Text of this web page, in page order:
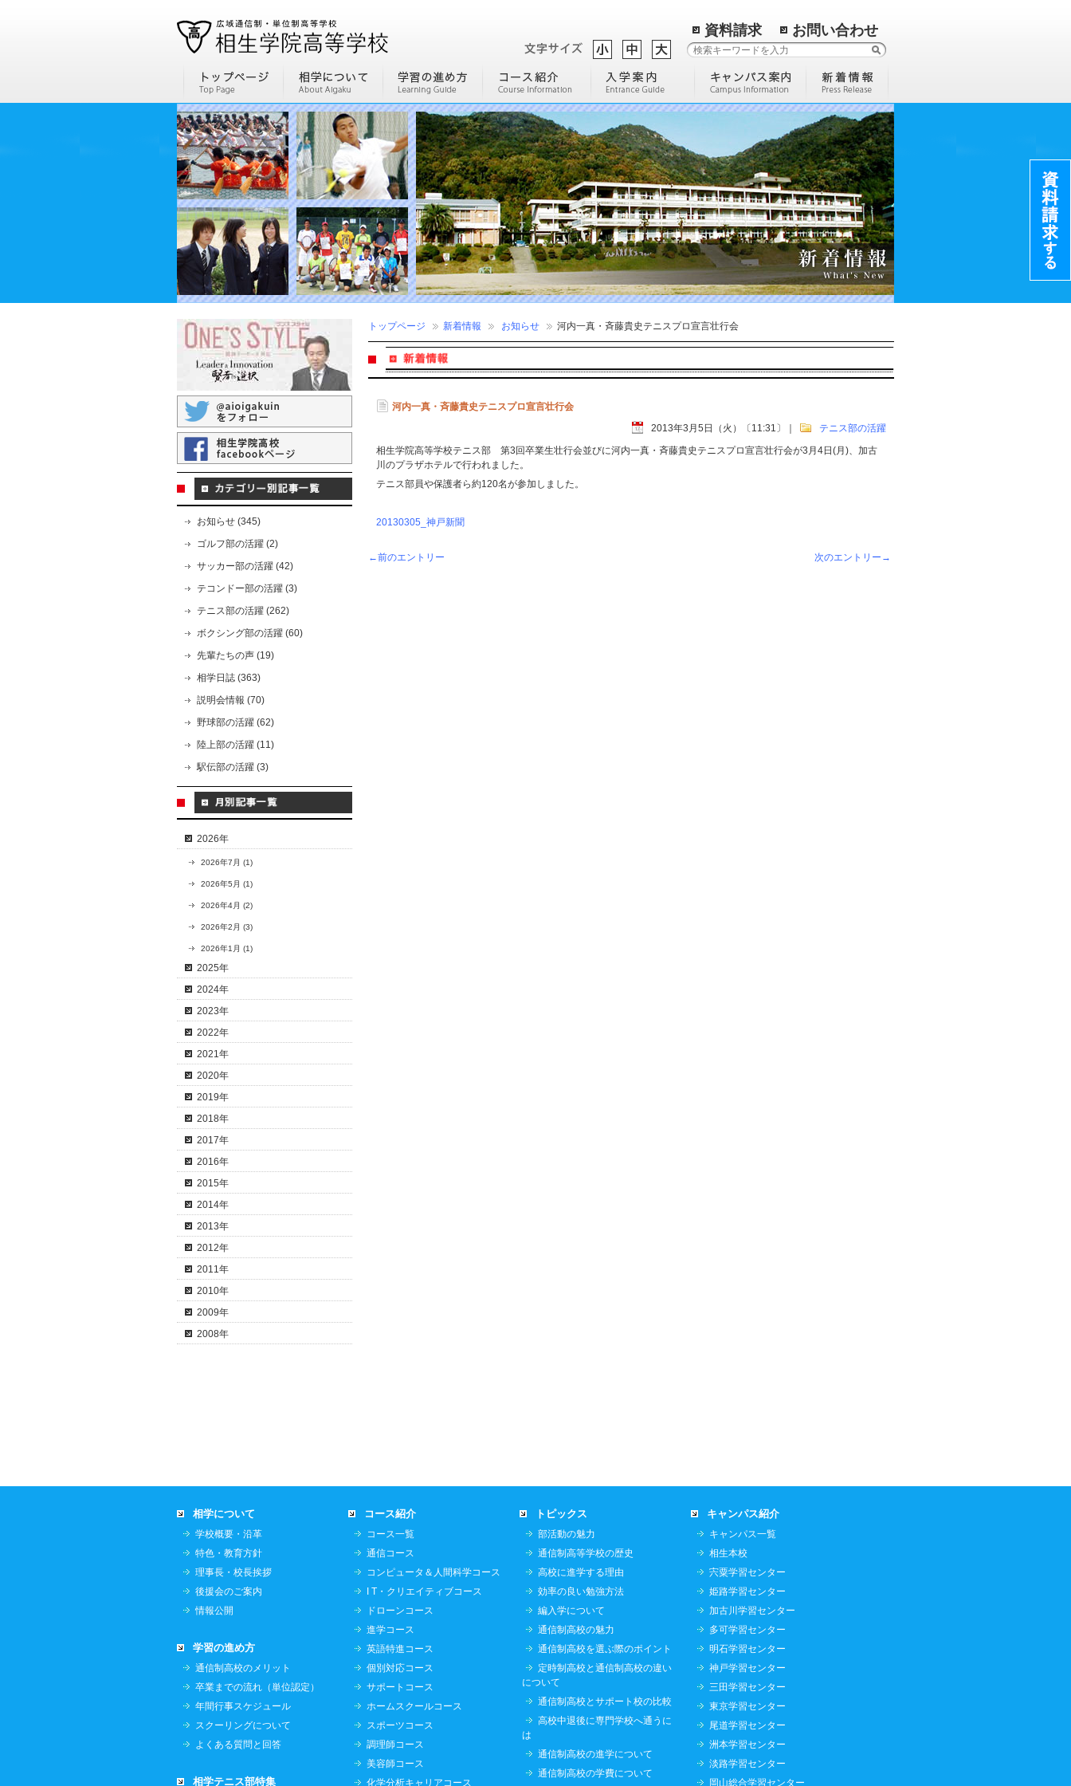
資料請求 お問い合わせ
トップページ 新着情報 お知らせ 河内一真・斉藤貴史テニスプロ宣言壮行会
河内一真・斉藤貴史テニスプロ宣言壮行会
2013年3月5日（火）〔11:31〕
｜
テニス部の活躍
相生学院高等学校テニス部 第3回卒業生壮行会並びに河内一真・斉藤貴史テニスプロ宣言壮行会が3月4日(月)、加古
川のプラザホテルで行われました。
テニス部員や保護者ら約120名が参加しました。
20130305_神戸新聞
←前のエントリー 次のエントリー→
お知らせ (345)
ゴルフ部の活躍 (2)
サッカー部の活躍 (42)
テコンドー部の活躍 (3)
テニス部の活躍 (262)
ボクシング部の活躍 (60)
先輩たちの声 (19)
相学日誌 (363)
説明会情報 (70)
野球部の活躍 (62)
陸上部の活躍 (11)
駅伝部の活躍 (3)
2026年
2026年7月 (1)
2026年5月 (1)
2026年4月 (2)
2026年2月 (3)
2026年1月 (1)
2025年
2024年
2023年
2022年
2021年
2020年
2019年
2018年
2017年
2016年
2015年
2014年
2013年
2012年
2011年
2010年
2009年
2008年
相学について
学校概要・沿革
特色・教育方針
理事長・校長挨拶
後援会のご案内
情報公開
学習の進め方
通信制高校のメリット
卒業までの流れ（単位認定）
年間行事スケジュール
スクーリングについて
よくある質問と回答
相学テニス部特集
コース紹介
コース一覧
通信コース
コンピュータ＆人間科学コース
I T・クリエイティブコース
ドローンコース
進学コース
英語特進コース
個別対応コース
サポートコース
ホームスクールコース
スポーツコース
調理師コース
美容師コース
化学分析キャリアコース
トピックス
部活動の魅力
通信制高等学校の歴史
高校に進学する理由
効率の良い勉強方法
編入学について
通信制高校の魅力
通信制高校を選ぶ際のポイント
定時制高校と通信制高校の違い
について
通信制高校とサポート校の比較
高校中退後に専門学校へ通うに
は
通信制高校の進学について
通信制高校の学費について
キャンパス紹介
キャンパス一覧
相生本校
宍粟学習センター
姫路学習センター
加古川学習センター
多可学習センター
明石学習センター
神戸学習センター
三田学習センター
東京学習センター
尾道学習センター
洲本学習センター
淡路学習センター
岡山総合学習センター